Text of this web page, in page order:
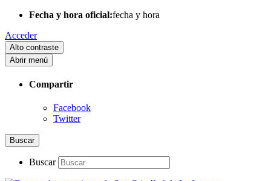
Fecha y hora oficial:fecha y hora
Acceder
Alto contraste
Abrir menú
Compartir
Facebook
Twitter
Buscar
Buscar